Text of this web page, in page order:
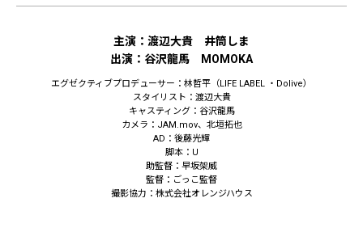
主演：渡辺大貴 井筒しま
出演：谷沢龍馬 MOMOKA
エグゼクティブプロデューサー：林哲平（LIFE LABEL ・Dolive）
スタイリスト：渡辺大貴
キャスティング：谷沢龍馬
カメラ：JAM.mov、北垣拓也
AD：後藤光輝
脚本：U
助監督：早坂架威
監督：ごっこ監督
撮影協力：株式会社オレンジハウス